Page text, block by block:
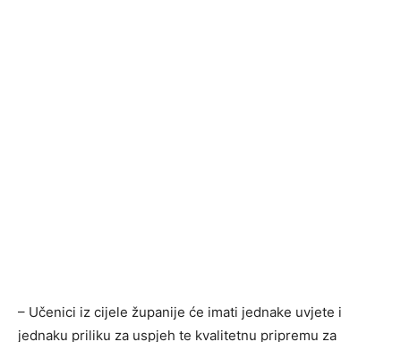
– Učenici iz cijele županije će imati jednake uvjete i
jednaku priliku za uspjeh te kvalitetnu pripremu za